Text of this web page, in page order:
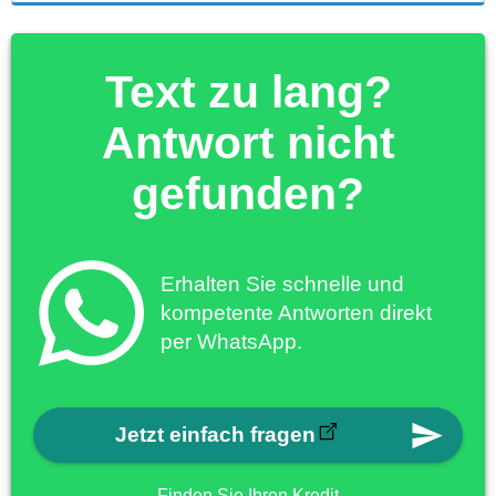
Text zu lang?
Antwort nicht
gefunden?
Erhalten Sie schnelle und
kompetente Antworten direkt
per WhatsApp.
Jetzt einfach fragen